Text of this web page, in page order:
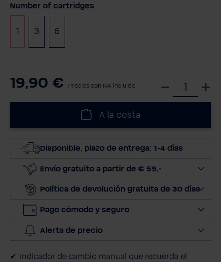
Seleccione
Number of cartridges
1 3 (Esta opción no está disponible en este
6
19,90 € Precios con IVA incluido
c
o
a
c
A la cesta
Disponible, plazo de entrega: 1-4 días
Envío gratuito a partir de € 59,-
Política de devolución gratuita de 30 días
Pago cómodo y seguro
Alerta de precio
Indicador de cambio manual que recuerda el